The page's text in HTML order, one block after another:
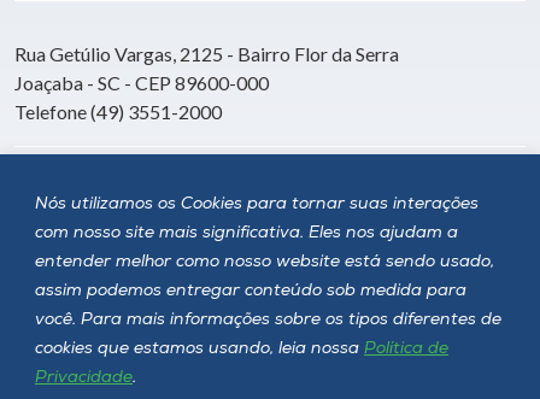
Nós utilizamos os Cookies para tornar suas interações
com nosso site mais significativa. Eles nos ajudam a
entender melhor como nosso website está sendo usado,
assim podemos entregar conteúdo sob medida para
você. Para mais informações sobre os tipos diferentes de
cookies que estamos usando, leia nossa Política de
Privacidade.
Rua Getúlio Vargas, 2125 - Bairro Flor da Serra
Joaçaba - SC - CEP 89600-000
Telefone (49) 3551-2000
Siga a Unoesc